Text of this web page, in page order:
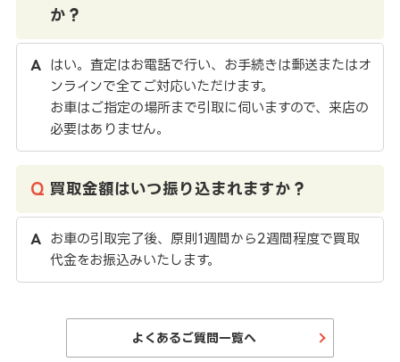
か？
はい。査定はお電話で行い、お手続きは郵送またはオ
ンラインで全てご対応いただけます。
お車はご指定の場所まで引取に伺いますので、来店の
必要はありません。
買取金額はいつ振り込まれますか？
お車の引取完了後、原則1週間から2週間程度で買取
代金をお振込みいたします。
よくあるご質問一覧へ